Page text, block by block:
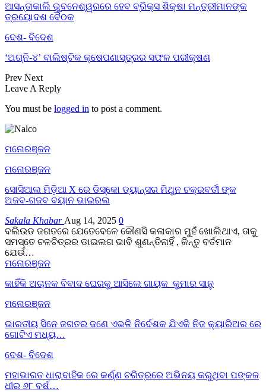
ଆସନ୍ତାକାଲି ଭୁବନେଶ୍ୱରରେ ହେବ ବ୍ରିକ୍ସ ଶିକ୍ଷା ମନ୍ତ୍ରୀମାନଙ୍କ
ତ୍ରୟୋଦଶ ବୈଠକ
ଦେଶ- ବିଦେଶ
‘ଅଗ୍ନି-୪’ ବାଲିଷ୍ଟିକ କ୍ଷେପଣାସ୍ତ୍ରର ସଫଳ ପରୀକ୍ଷଣ
Prev Next
Leave A Reply
You must be logged in to post a comment.
ମନୋରଞ୍ଜନ
ମନୋରଞ୍ଜନ
ସୋସିଆଲ ମିଡ଼ିଆ X ରେ ଡିସ୍କୋ ଡ୍ୟାନ୍ସର ମିଥୁନ ଚକ୍ରବର୍ତୀ ଙ୍କ
ଅଜବ-ଗଜବ ବୟାନ ଭାଇରଲ
Sakala Khabar Aug 14, 2025 0
ବଲିଉଡ ଜଗତରେ ଯେତେବେଳେ କୌଣସି କଳାକାର ମୁହଁ ଖୋଲିଥାଏ, ତାକୁ
ସମସ୍ତେ ଚଳଚିତ୍ରର ଡାଇଲଗ ଭାବି ଶୁଣନ୍ତିନାହିଁ , କିନ୍ତୁ ବର୍ତମାନ
ଯେଉଁ…
ମନୋରଞ୍ଜନ
କାହିଁକି ଅଚାନକ ବିବାଦ ଘେରକୁ ଆସିଲେ ଗାୟକ କୁମାର ସାନୁ
ମନୋରଞ୍ଜନ
ଭାରତୀୟ ସିନେ ଜଗତର ଜଣେ ଏଭଳି ନିର୍ଦେଶକ ଯିଏକି ନିଜ କ୍ୟାରିଅର ରେ
ଗୋଟିଏ ମଧ୍ୟ…
ଦେଶ- ବିଦେଶ
ମହାଭାରତ ଧାରାବାହିକ ରେ କର୍ଣ୍ଣ ଚରିତ୍ରରେ ଅଭିନୟ କରୁଥିବା ପଙ୍କଜ
ଧୀର ୬୮ ବର୍ଷ…